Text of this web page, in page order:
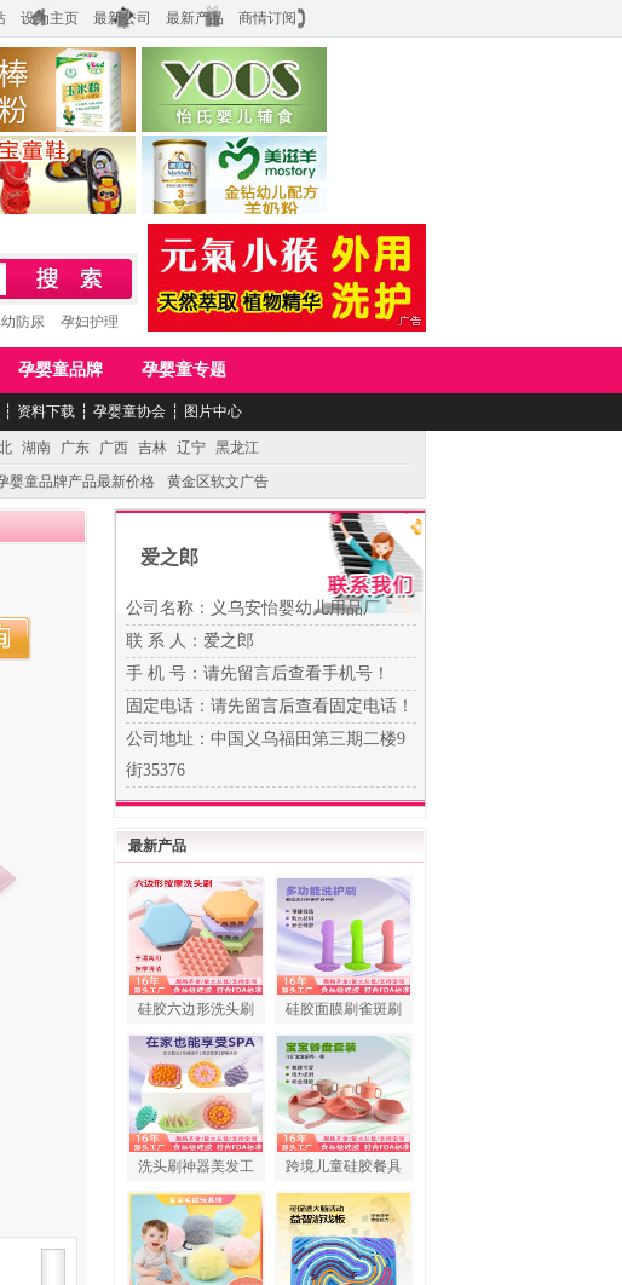
设为主页 最新公司 最新产品 商情订阅
贝棒儿童食品 上海怡氏食品科技有限公司
湖南美滋生物科技有限公司
防尿 孕妇护理
孕婴童品牌 孕婴童专题
┆ 资料下载 ┆ 孕婴童协会 ┆ 图片中心
湖南 广东 广西 吉林 辽宁 黑龙江
婴童品牌产品最新价格 黄金区软文广告
爱之郎
公司名称：义乌安怡婴幼儿用品厂
联 系 人：爱之郎
手 机 号： 请先留言后查看手机号！
固定电话： 请先留言后查看固定电话！
公司地址：中国义乌福田第三期二楼9
街35376
最新产品
硅胶六边形洗头刷 硅胶面膜刷雀斑刷
洗头刷神器美发工 跨境儿童硅胶餐具